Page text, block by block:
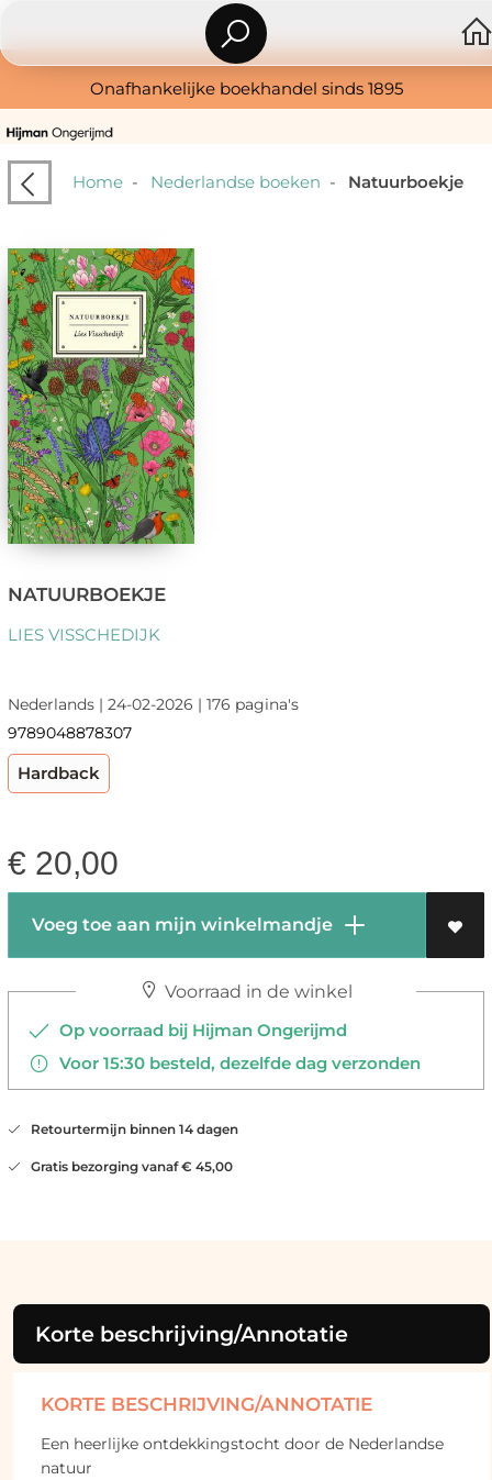
Onafhankelijke boekhandel sinds 1895
Home- Nederlandse boeken - Natuurboekje
NATUURBOEKJE
LIES VISSCHEDIJK
Nederlands | 24-02-2026 | 176 pagina's
9789048878307
Hardback
€ 20,00
Voeg toe aan mijn winkelmandje
Voorraad in de winkel
Op voorraad bij Hijman Ongerijmd
Voor 15:30 besteld, dezelfde dag verzonden
Retourtermijn binnen 14 dagen
Gratis bezorging vanaf € 45,00
Korte beschrijving/Annotatie
KORTE BESCHRIJVING/ANNOTATIE
Een heerlijke ontdekkingstocht door de Nederlandse
natuur